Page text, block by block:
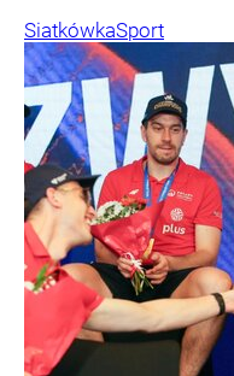
SiatkówkaSport